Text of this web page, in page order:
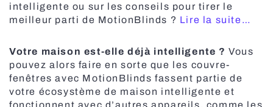
intelligente ou sur les conseils pour tirer le
meilleur parti de MotionBlinds ? Lire la suite…
Votre maison est-elle déjà intelligente ? Vous
pouvez alors faire en sorte que les couvre-
fenêtres avec MotionBlinds fassent partie de
votre écosystème de maison intelligente et
fonctionnent avec d’autres appareils, comme les